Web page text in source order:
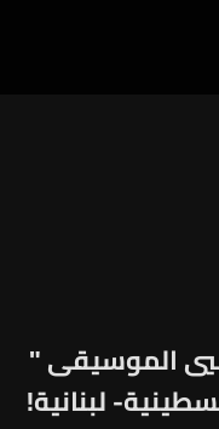
الموسيقى "
لبنانية!